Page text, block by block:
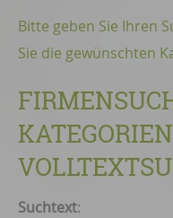
Bitte geben Sie Ihren
Sie die gewünschten
Suchtext: